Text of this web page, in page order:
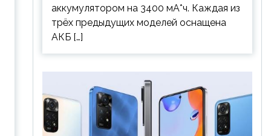
аккумулятором на 3400 мА*ч. Каждая из
трёх предыдущих моделей оснащена
АКБ […]